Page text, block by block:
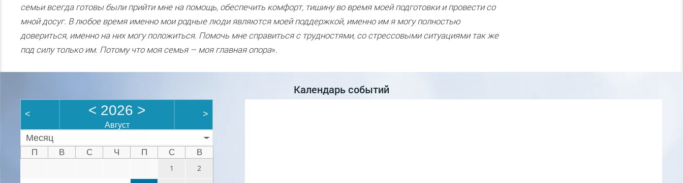
семьи всегда готовы были прийти мне на помощь, обеспечить комфорт, тишину во время моей подготовки и провести со
мной досуг. В любое время именно мои родные люди являются моей поддержкой, именно им я могу полностью
довериться, именно на них могу положиться. Помочь мне справиться с трудностями, со стрессовыми ситуациями так же
под силу только им. Потому что моя семья – моя главная опора».
Календарь событий
< < 2026 >
Август
>
Месяц
П В С Ч П С
В
1
2